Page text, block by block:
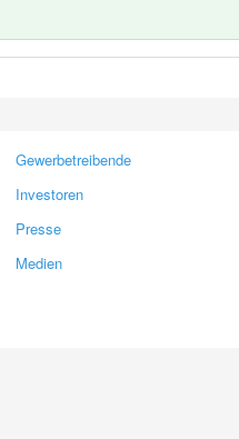
Gewerbetreibende
Investoren
Presse
Medien